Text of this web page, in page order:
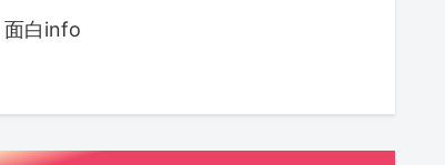
面白info